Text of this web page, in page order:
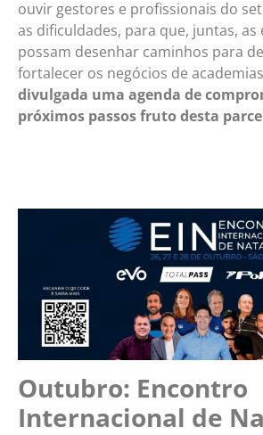
ouvir gestores e profissionais do
as dificuldades, para que, juntas, as
possam desenhar caminhos para
fortalecer os negócios de
divulgada uma agenda de
próximos passos fruto desta
Outubro: Encontro
Internacional de